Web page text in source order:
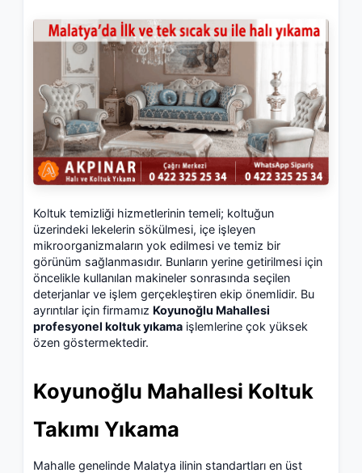
Koltuk temizliği hizmetlerinin temeli; koltuğun
üzerindeki lekelerin sökülmesi, içe işleyen
mikroorganizmaların yok edilmesi ve temiz bir
görünüm sağlanmasıdır. Bunların yerine getirilmesi için
öncelikle kullanılan makineler sonrasında seçilen
deterjanlar ve işlem gerçekleştiren ekip önemlidir. Bu
ayrıntılar için firmamız Koyunoğlu Mahallesi
profesyonel koltuk yıkama işlemlerine çok yüksek
özen göstermektedir.
Koyunoğlu Mahallesi Koltuk
Takımı Yıkama
Mahalle genelinde Malatya ilinin standartları en üst